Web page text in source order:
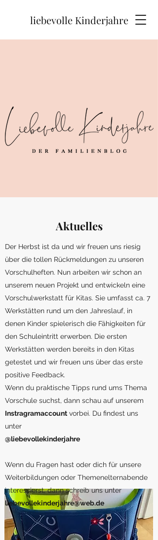
liebevolle Kinderjahre
Aktuelles
Der Herbst ist da und wir freuen uns riesig
über die tollen Rückmeldungen zu unseren
Vorschulheften. Nun arbeiten wir schon an
unserem neuen Projekt und entwickeln eine
Vorschulwerkstatt für Kitas. Sie umfasst ca. 7
Werkstätten rund um den Jahreslauf, in
denen Kinder spielerisch die Fähigkeiten für
den Schuleintritt erwerben. Die ersten
Werkstätten werden bereits in den Kitas
getestet und wir freuen uns über das erste
positive Feedback.
Wenn du praktische Tipps rund ums Thema
Vorschule suchst, dann schau auf unserem
Instragramaccount vorbei. Du findest uns
unter
@liebevollekinderjahre
Wenn du Fragen hast oder dich für unsere
Weiterbildungen oder Themenelternabende
interessierst, dann schreib uns unter
liebevollekinderjahre@web.de